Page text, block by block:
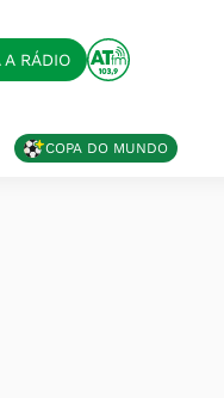
A RÁDIO
COPA DO MUNDO